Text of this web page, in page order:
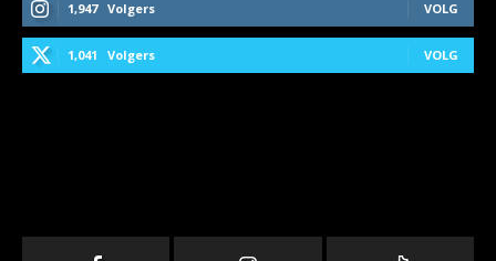
1,947 Volgers VOLG
1,041 Volgers VOLG